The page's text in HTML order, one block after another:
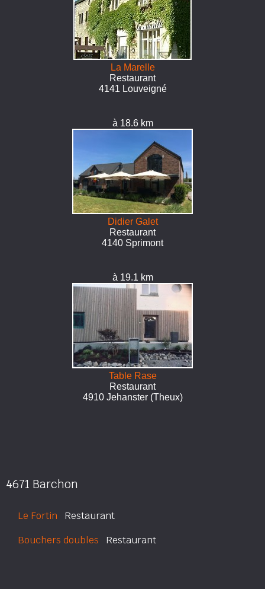
La Marelle
Restaurant
4141 Louveigné
à 18.6 km
Didier Galet
Restaurant
4140 Sprimont
à 19.1 km
Table Rase
Restaurant
4910 Jehanster (Theux)
4671 Barchon
Le Fortin Restaurant
Bouchers doubles Restaurant